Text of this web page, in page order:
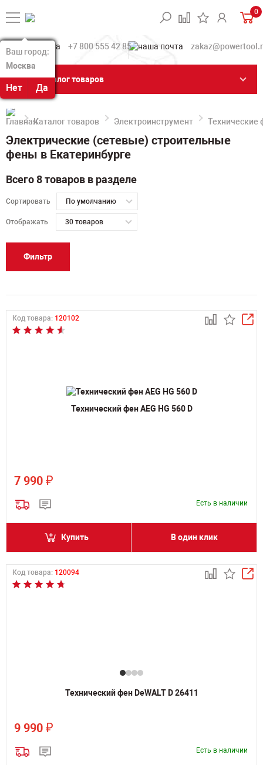
Ваш город:
Москва
Нет Да
Ваш город:
Москва
Нет Да
0
+7 800 555 42 85
Каталог товаров
Каталог товаров Электроинструмент Технические
Электрические (сетевые) строительные
фены в Екатеринбурге
Всего 8 товаров в разделе
Сортировать По умолчанию
Отображать 30 товаров
Фильтр
Код товара: 120102
Технический фен AEG HG 560 D
7 990 ₽
Есть в наличии
Купить В один клик
Код товара: 120094
Технический фен DeWALT D 26411
9 990 ₽
Есть в наличии